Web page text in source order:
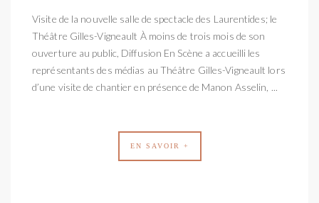
Visite de la nouvelle salle de spectacle des Laurentides; le
Théâtre Gilles-Vigneault À moins de trois mois de son
ouverture au public, Diffusion En Scène a accueilli les
représentants des médias au Théâtre Gilles-Vigneault lors
d’une visite de chantier en présence de Manon Asselin, ...
EN SAVOIR +